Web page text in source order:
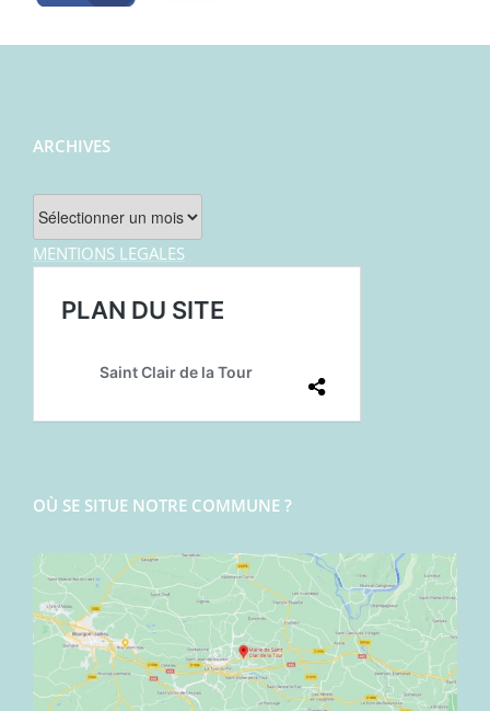
ARCHIVES
Archives
MENTIONS LEGALES
OÙ SE SITUE NOTRE COMMUNE ?